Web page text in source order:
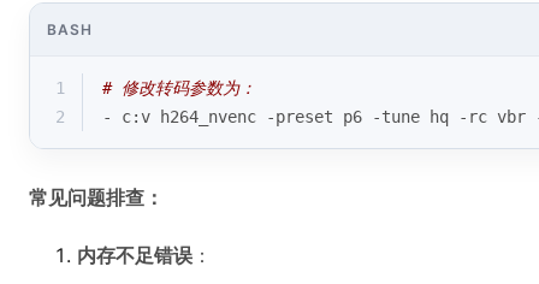
BASH
1
# 修改转码参数为：
2
- c:v h264_nvenc -preset p6 -tune hq -rc vbr -
常见问题排查：
内存不足错误 ：